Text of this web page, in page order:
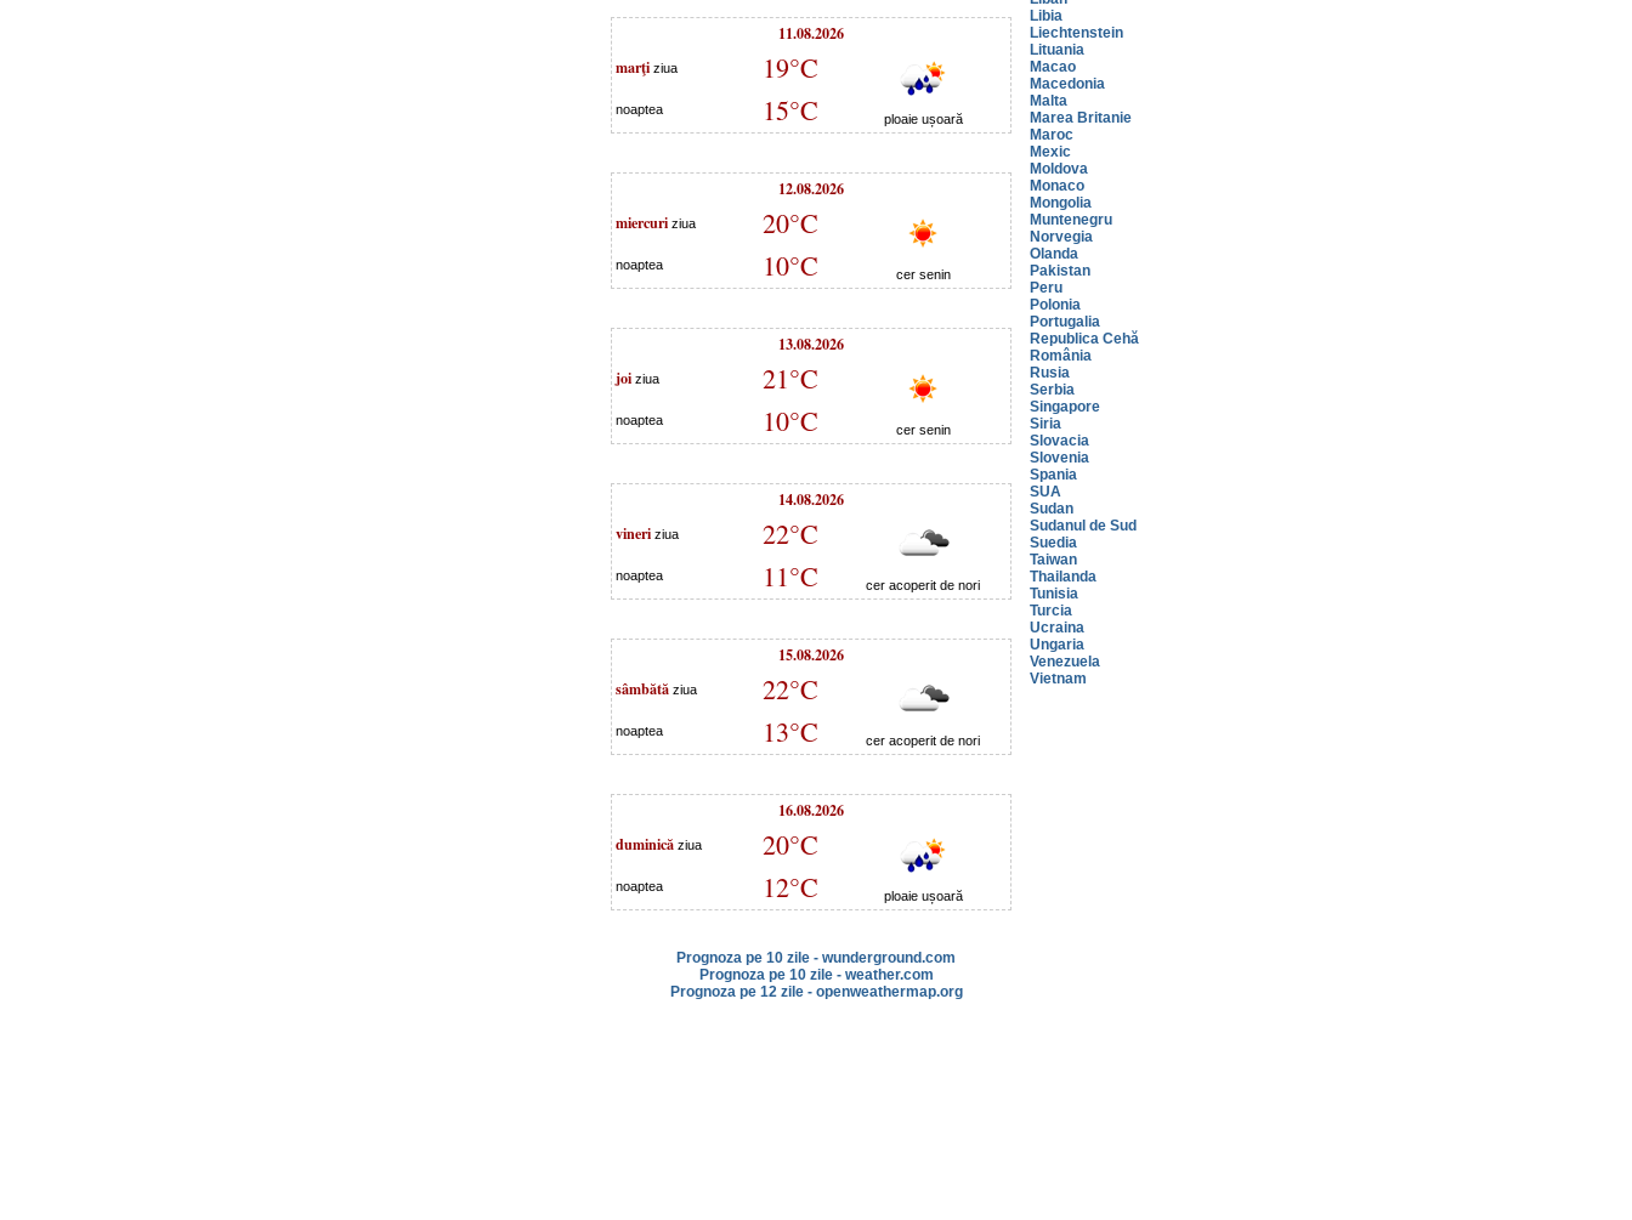
11.08.2026
marţi ziua 19°C
ploaie ușoară
noaptea 15°C
12.08.2026
miercuri ziua 20°C
cer senin
noaptea 10°C
13.08.2026
joi ziua 21°C
cer senin
noaptea 10°C
14.08.2026
vineri ziua 22°C
cer acoperit de nori
noaptea 11°C
15.08.2026
sâmbătă ziua 22°C
cer acoperit de nori
noaptea 13°C
16.08.2026
duminică ziua 20°C
ploaie ușoară
noaptea 12°C
Prognoza pe 10 zile - wunderground.com
Prognoza pe 10 zile - weather.com
Prognoza pe 12 zile - openweathermap.org
Libia
Liechtenstein
Lituania
Macao
Macedonia
Malta
Marea Britanie
Maroc
Mexic
Moldova
Monaco
Mongolia
Muntenegru
Norvegia
Olanda
Pakistan
Peru
Polonia
Portugalia
Republica Cehă
România
Rusia
Serbia
Singapore
Siria
Slovacia
Slovenia
Spania
SUA
Sudan
Sudanul de Sud
Suedia
Taiwan
Thailanda
Tunisia
Turcia
Ucraina
Ungaria
Venezuela
Vietnam